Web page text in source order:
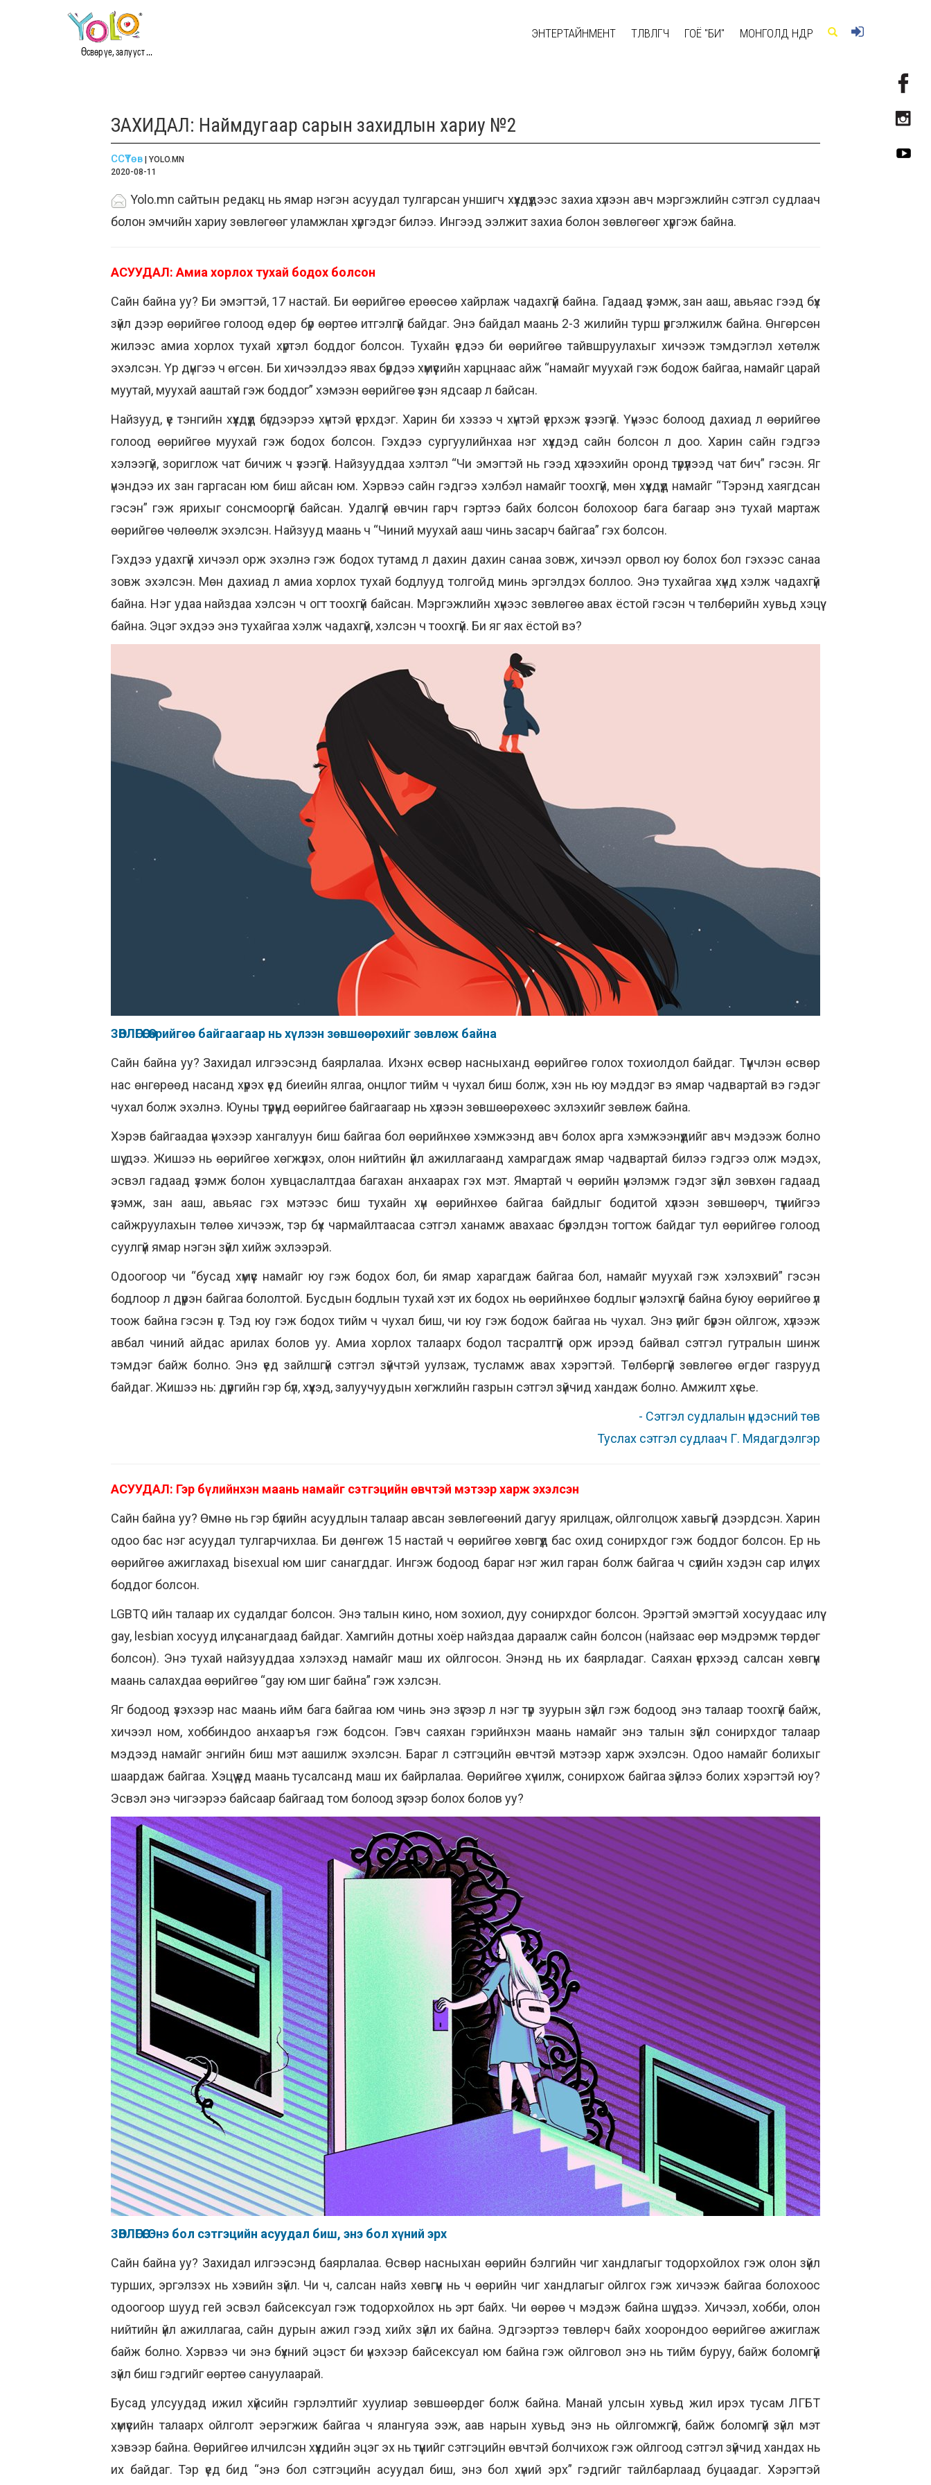
Өсвөр үе, залууст ...
ЭНТЕРТАЙНМЕНТ ТӨЛӨВЛӨГЧ ГОЁ "БИ" МОНГОЛД ӨНӨӨДӨР
ЗАХИДАЛ: Наймдугаар сарын захидлын хариу №2
ССҮТөв | YOLO.MN
2020-08-11
Yolo.mn сайтын редакц нь ямар нэгэн асуудал тулгарсан уншигч хүүхдүүдээс захиа хүлээн авч мэргэжлийн сэтгэл судлаач
болон эмчийн хариу зөвлөгөөг уламжлан хүргэдэг билээ. Ингээд ээлжит захиа болон зөвлөгөөг хүргэж байна.
АСУУДАЛ: Амиа хорлох тухай бодох болсон
Сайн байна уу? Би эмэгтэй, 17 настай. Би өөрийгөө ерөөсөө хайрлаж чадахгүй байна. Гадаад үзэмж, зан ааш, авьяас гээд бүх
зүйл дээр өөрийгөө голоод өдөр бүр өөртөө итгэлгүй байдаг. Энэ байдал маань 2-3 жилийн турш үргэлжилж байна. Өнгөрсөн
жилээс амиа хорлох тухай хүртэл боддог болсон. Тухайн үедээ би өөрийгөө тайвшруулахыг хичээж тэмдэглэл хөтөлж
эхэлсэн. Үр дүнгээ ч өгсөн. Би хичээлдээ явах бүрдээ хүмүүсийн харцнаас айж “намайг муухай гэж бодож байгаа, намайг царай
муутай, муухай ааштай гэж боддог” хэмээн өөрийгөө үзэн ядсаар л байсан.
Найзууд, үе тэнгийн хүүхдүүд бүгдээрээ хүнтэй үерхдэг. Харин би хэзээ ч хүнтэй үерхэж үзээгүй. Үүнээс болоод дахиад л өөрийгөө
голоод өөрийгөө муухай гэж бодох болсон. Гэхдээ сургуулийнхаа нэг хүүхдэд сайн болсон л доо. Харин сайн гэдгээ
хэлээгүй, зориглож чат бичиж ч үзээгүй. Найзууддаа хэлтэл “Чи эмэгтэй нь гээд хүлээхийн оронд түрүүлээд чат бич” гэсэн. Яг
үнэндээ их зан гаргасан юм биш айсан юм. Хэрвээ сайн гэдгээ хэлбэл намайг тоохгүй, мөн хүүхдүүд намайг “Тэрэнд хаягдсан
гэсэн” гэж ярихыг сонсмооргүй байсан. Удалгүй өвчин гарч гэртээ байх болсон болохоор бага багаар энэ тухай мартаж
өөрийгөө чөлөөлж эхэлсэн. Найзууд маань ч “Чиний муухай ааш чинь засарч байгаа” гэх болсон.
Гэхдээ удахгүй хичээл орж эхэлнэ гэж бодох тутамд л дахин дахин санаа зовж, хичээл орвол юу болох бол гэхээс санаа
зовж эхэлсэн. Мөн дахиад л амиа хорлох тухай бодлууд толгойд минь эргэлдэх боллоо. Энэ тухайгаа хүнд хэлж чадахгүй
байна. Нэг удаа найздаа хэлсэн ч огт тоохгүй байсан. Мэргэжлийн хүнээс зөвлөгөө авах ёстой гэсэн ч төлбөрийн хувьд хэцүү
байна. Эцэг эхдээ энэ тухайгаа хэлж чадахгүй, хэлсэн ч тоохгүй. Би яг яах ёстой вэ?
ЗӨВЛӨГӨӨ: Өөрийгөө байгаагаар нь хүлээн зөвшөөрөхийг зөвлөж байна
Сайн байна уу? Захидал илгээсэнд баярлалаа. Ихэнх өсвөр насныханд өөрийгөө голох тохиолдол байдаг. Түүнчлэн өсвөр
нас өнгөрөөд насанд хүрэх үед биеийн ялгаа, онцлог тийм ч чухал биш болж, хэн нь юу мэддэг вэ ямар чадвартай вэ гэдэг
чухал болж эхэлнэ. Юуны түрүүнд өөрийгөө байгаагаар нь хүлээн зөвшөөрөхөөс эхлэхийг зөвлөж байна.
Хэрэв байгаадаа үнэхээр хангалуун биш байгаа бол өөрийнхөө хэмжээнд авч болох арга хэмжээнүүдийг авч мэдээж болно
шүү дээ. Жишээ нь өөрийгөө хөгжүүлэх, олон нийтийн үйл ажиллагаанд хамрагдаж ямар чадвартай билээ гэдгээ олж мэдэх,
эсвэл гадаад үзэмж болон хувцаслалтдаа багахан анхаарах гэх мэт. Ямартай ч өөрийн үнэлэмж гэдэг зүйл зөвхөн гадаад
үзэмж, зан ааш, авьяас гэх мэтээс биш тухайн хүн өөрийнхөө байгаа байдлыг бодитой хүлээн зөвшөөрч, түүнийгээ
сайжруулахын төлөө хичээж, тэр бүх чармайлтаасаа сэтгэл ханамж авахаас бүрэлдэн тогтож байдаг тул өөрийгөө голоод
суулгүй ямар нэгэн зүйл хийж эхлээрэй.
Одоогоор чи “бусад хүмүүс намайг юу гэж бодох бол, би ямар харагдаж байгаа бол, намайг муухай гэж хэлэхвий” гэсэн
бодлоор л дүүрэн байгаа бололтой. Бусдын бодлын тухай хэт их бодох нь өөрийнхөө бодлыг үнэлэхгүй байна буюу өөрийгөө үл
тоож байна гэсэн үг. Тэд юу гэж бодох тийм ч чухал биш, чи юу гэж бодож байгаа нь чухал. Энэ үгийг бүрэн ойлгож, хүлээж
авбал чиний айдас арилах болов уу. Амиа хорлох талаарх бодол тасралтгүй орж ирээд байвал сэтгэл гутралын шинж
тэмдэг байж болно. Энэ үед зайлшгүй сэтгэл зүйчтэй уулзаж, тусламж авах хэрэгтэй. Төлбөргүй зөвлөгөө өгдөг газрууд
байдаг. Жишээ нь: дүүргийн гэр бүл, хүүхэд, залуучуудын хөгжлийн газрын сэтгэл зүйчид хандаж болно. Амжилт хүсье.
- Сэтгэл судлалын үндэсний төв
Туслах сэтгэл судлаач Г. Мядагдэлгэр
АСУУДАЛ: Гэр бүлийнхэн маань намайг сэтгэцийн өвчтэй мэтээр харж эхэлсэн
Сайн байна уу? Өмнө нь гэр бүлийн асуудлын талаар авсан зөвлөгөөний дагуу ярилцаж, ойлголцож хавьгүй дээрдсэн. Харин
одоо бас нэг асуудал тулгарчихлаа. Би дөнгөж 15 настай ч өөрийгөө хөвгүүд бас охид сонирхдог гэж боддог болсон. Ер нь
өөрийгөө ажиглахад bisexual юм шиг санагддаг. Ингэж бодоод бараг нэг жил гаран болж байгаа ч сүүлийн хэдэн сар илүү их
боддог болсон.
LGBTQ ийн талаар их судалдаг болсон. Энэ талын кино, ном зохиол, дуу сонирхдог болсон. Эрэгтэй эмэгтэй хосуудаас илүү
gay, lesbian хосууд илүү санагдаад байдаг. Хамгийн дотны хоёр найздаа дараалж сайн болсон (найзаас өөр мэдрэмж төрдөг
болсон). Энэ тухай найзууддаа хэлэхэд намайг маш их ойлгосон. Энэнд нь их баярладаг. Саяхан үерхээд салсан хөвгүүн
маань салахдаа өөрийгөө “gay юм шиг байна” гэж хэлсэн.
Яг бодоод үзэхээр нас маань ийм бага байгаа юм чинь энэ зүгээр л нэг түр зуурын зүйл гэж бодоод энэ талаар тоохгүй байж,
хичээл ном, хоббиндоо анхааръя гэж бодсон. Гэвч саяхан гэрийнхэн маань намайг энэ талын зүйл сонирхдог талаар
мэдээд намайг энгийн биш мэт аашилж эхэлсэн. Бараг л сэтгэцийн өвчтэй мэтээр харж эхэлсэн. Одоо намайг болихыг
шаардаж байгаа. Хэцүү үед маань тусалсанд маш их байрлалаа. Өөрийгөө хүчилж, сонирхож байгаа зүйлээ болих хэрэгтэй юу?
Эсвэл энэ чигээрээ байсаар байгаад том болоод зүгээр болох болов уу?
ЗӨВЛӨГӨӨ: Энэ бол сэтгэцийн асуудал биш, энэ бол хүний эрх
Сайн байна уу? Захидал илгээсэнд баярлалаа. Өсвөр насныхан өөрийн бэлгийн чиг хандлагыг тодорхойлох гэж олон зүйл
турших, эргэлзэх нь хэвийн зүйл. Чи ч, салсан найз хөвгүүн нь ч өөрийн чиг хандлагыг ойлгох гэж хичээж байгаа болохоос
одоогоор шууд гей эсвэл байсексуал гэж тодорхойлох нь эрт байх. Чи өөрөө ч мэдэж байна шүү дээ. Хичээл, хобби, олон
нийтийн үйл ажиллагаа, сайн дурын ажил гээд хийх зүйл их байна. Эдгээртээ төвлөрч байх хоорондоо өөрийгөө ажиглаж
байж болно. Хэрвээ чи энэ бүхний эцэст би үнэхээр байсексуал юм байна гэж ойлговол энэ нь тийм буруу, байж боломгүй
зүйл биш гэдгийг өөртөө сануулаарай.
Бусад улсуудад ижил хүйсийн гэрлэлтийг хуулиар зөвшөөрдөг болж байна. Манай улсын хувьд жил ирэх тусам ЛГБТ
хүмүүсийн талаарх ойлголт эерэгжиж байгаа ч ялангуяа ээж, аав нарын хувьд энэ нь ойлгомжгүй, байж боломгүй зүйл мэт
хэвээр байна. Өөрийгөө илчилсэн хүүхдийн эцэг эх нь түүнийг сэтгэцийн өвчтэй болчихож гэж ойлгоод сэтгэл зүйчид хандах нь
их байдаг. Тэр үед бид “энэ бол сэтгэцийн асуудал биш, энэ бол хүний эрх” гэдгийг тайлбарлаад буцаадаг. Хэрэгтэй